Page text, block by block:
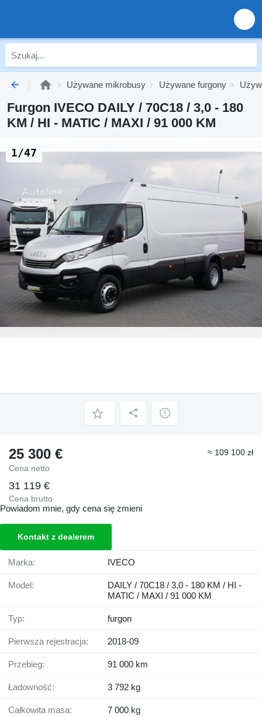
Używane mikrobusy Używane furgony
Furgon IVECO DAILY / 70C18 / 3,0 - 180
KM / HI - MATIC / MAXI / 91 000 KM
1/47
25 300 €
Cena netto
≈ 109 100 zł
31 119 €
Cena brutto
Powiadom mnie, gdy cena się zmieni
Kontakt z dealerem
Marka: IVECO
Model:
DAILY / 70C18 / 3,0 - 180 KM / HI -
MATIC / MAXI / 91 000 KM
Typ: furgon
Pierwsza rejestracja: 2018-09
Przebieg: 91 000 km
Ładowność: 3 792 kg
Całkowita masa: 7 000 kg